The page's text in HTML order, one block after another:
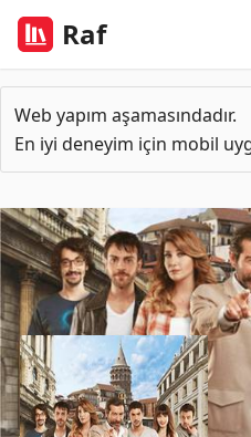
Raf
Web yapım aşamasındadır.
En iyi deneyim için mobil